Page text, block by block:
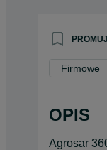
PROMUJ
Firmowe
OPIS
Agrosar